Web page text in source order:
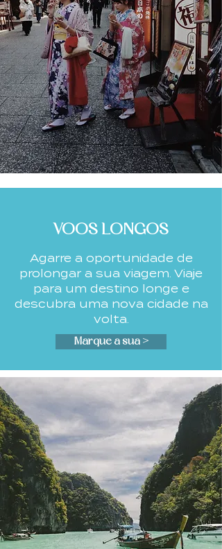
VOOS LONGOS
Agarre a oportunidade de
prolongar a sua viagem. Viaje
para um destino longe e
descubra uma nova cidade na
volta.
Marque a sua >